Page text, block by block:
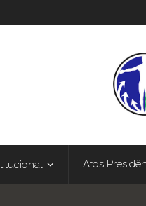
Atos